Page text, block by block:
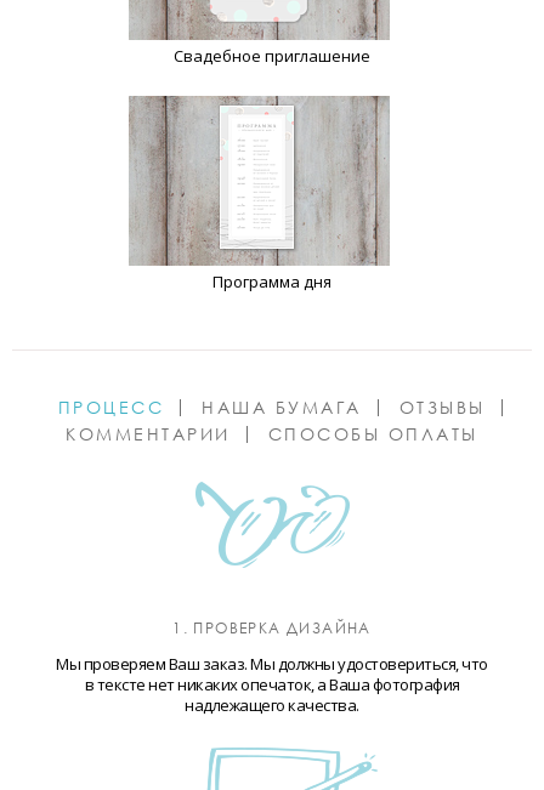
Свадебное приглашение
Программа дня
ПРОЦЕСС НАША БУМАГА
ОТЗЫВЫ
КОММЕНТАРИИ
СПОСОБЫ ОПЛАТЫ
1. ПРОВЕРКА ДИЗАЙНА
Мы проверяем Ваш заказ. Мы должны удостовериться, что
в тексте нет никаких опечаток, а Ваша фотография
надлежащего качества.